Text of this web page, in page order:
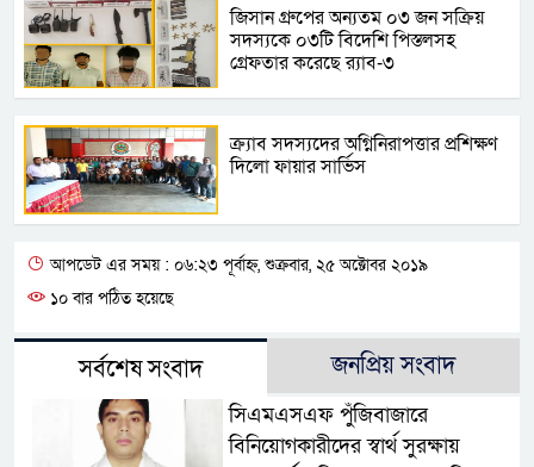
জিসান গ্রুপের অন্যতম ০৩ জন সক্রিয়
সদস্যকে ০৩টি বিদেশি পিস্তলসহ
গ্রেফতার করেছে র‍্যাব-৩
ক্র্যাব সদস্যদের অগ্নিনিরাপত্তার প্রশিক্ষণ
দিলো ফায়ার সার্ভিস
আপডেট এর সময় : ০৬:২৩ পূর্বাহ্ন, শুক্রবার, ২৫ অক্টোবর ২০১৯
১০ বার পঠিত হয়েছে
সর্বশেষ সংবাদ জনপ্রিয় সংবাদ
সিএমএসএফ পুঁজিবাজারে
বিনিয়োগকারীদের স্বার্থ সুরক্ষায়